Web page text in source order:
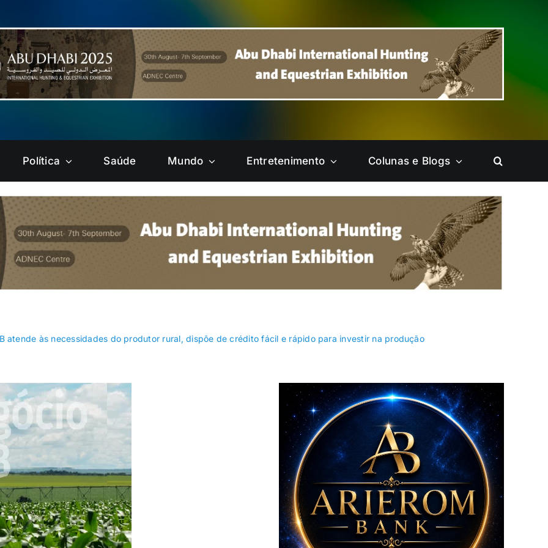
Brazlândia Candangolândia Ceilândia Cruzeiro
Gama Guará Itapoã Jardim Botânico
Núcleo
Bandeirante
Paranoá Park Way Pelas Cidades
SIA Sobradinho Sobradinho II
Sol Nascente/Pôr
Varjão
Política Saúde Mundo Entretenimento Colunas e Blogs
atende às necessidades do produtor rural, dispõe de crédito fácil e rápido para investir na produção